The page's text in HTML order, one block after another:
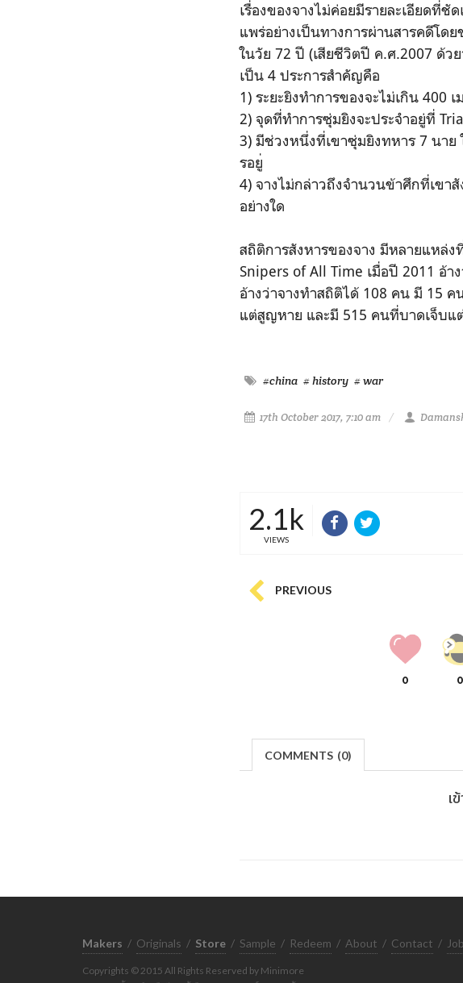
เรื่องของจางไม่ค่อยมีรายละเอียดที่ชัด
แพร่อย่างเป็นทางการผ่านสารคดีโด
ในวัย 72 ปี (เสียชีวิตปี ค.ศ.2007 ด้ว
เป็น 4 ประการสำคัญคือ
1) ระยะยิงทำการของจะไม่เกิน 400
2) จุดที่ทำการซุ่มยิงจะประจำอยู่ที่
3) มีช่วงหนึ่งที่เขาซุ่มยิงทหาร 7 นาย
รอย
4) จางไม่กล่าวถึงจำนวนข้าศึกทเขา
อย่างใด
สถิติการสังหารของจาง มีหลายแหล่ง
Snipers of All Time เมื่อปี 2011 อ้
อ้างว่าจางทำสถิติได้ 108 คน มี 15 ค
แต่สูญหาย และมี 515 คนที่บาดเจ็บแ
#china # history # war
17th October 2017, 7:10 am
2.1k
VIEWS
PREVIOUS
0 0
COMMENTS (0)
เ
Makers / Originals / Store / Sample / Redeem / About / Contact /
Copyrights © 2015 All Rights Reserved by Minimore